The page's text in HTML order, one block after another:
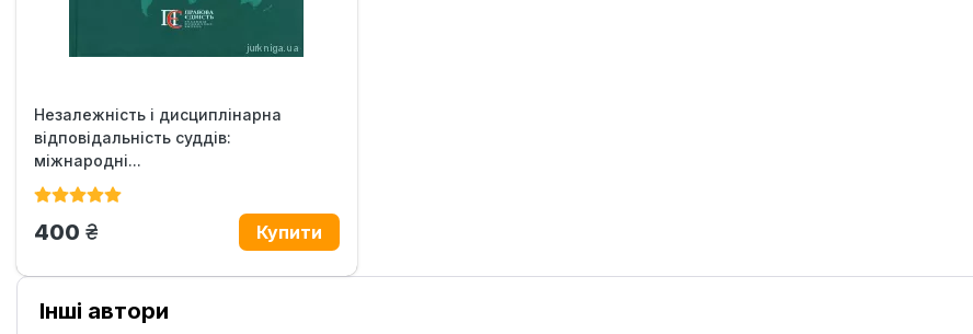
Незалежність і дисциплінарна
відповідальність суддів:
міжнародні...
400 грн.
Інші автори